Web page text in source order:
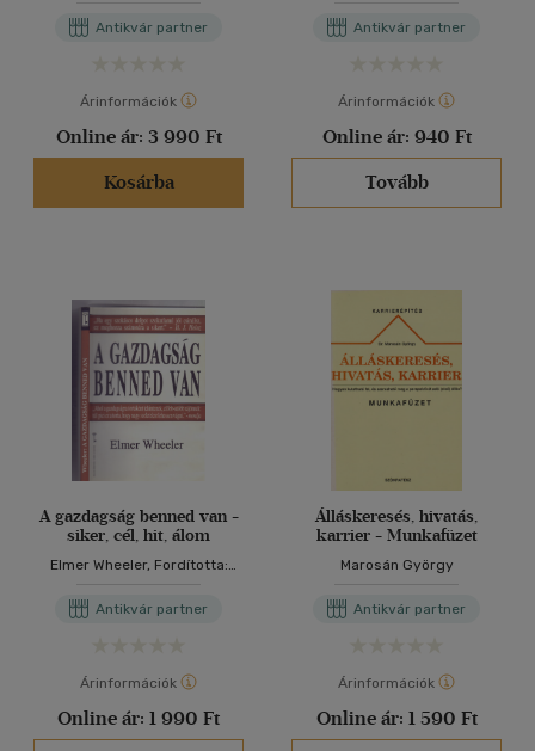
Kapcsolathasznosítási
Antikvár partner
Árinformációk
Online ár: 3 990 Ft
Kosárba
Antikvár partner
Árinformációk
Online ár: 940 Ft
Tovább
A gazdagság benned van -
siker, cél, hit, álom
Elmer Wheeler, Fordította:
Antikvár partner
Árinformációk
Online ár: 1 990 Ft
Álláskeresés, hivatás,
karrier - Munkafüzet
Marosán György
Antikvár partner
Árinformációk
Online ár: 1 590 Ft